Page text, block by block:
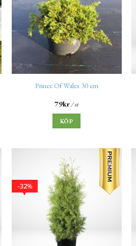
Prince Of Wales 30 cm
79kr/ st
KÖP
%
32